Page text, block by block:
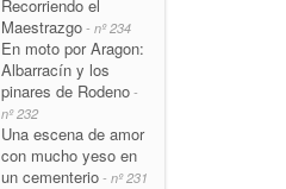
Recorriendo el
Maestrazgo - nº 234
En moto por Aragon:
Albarracín y los
pinares de Rodeno -
nº 232
Una escena de amor
con mucho yeso en
un cementerio - nº 231